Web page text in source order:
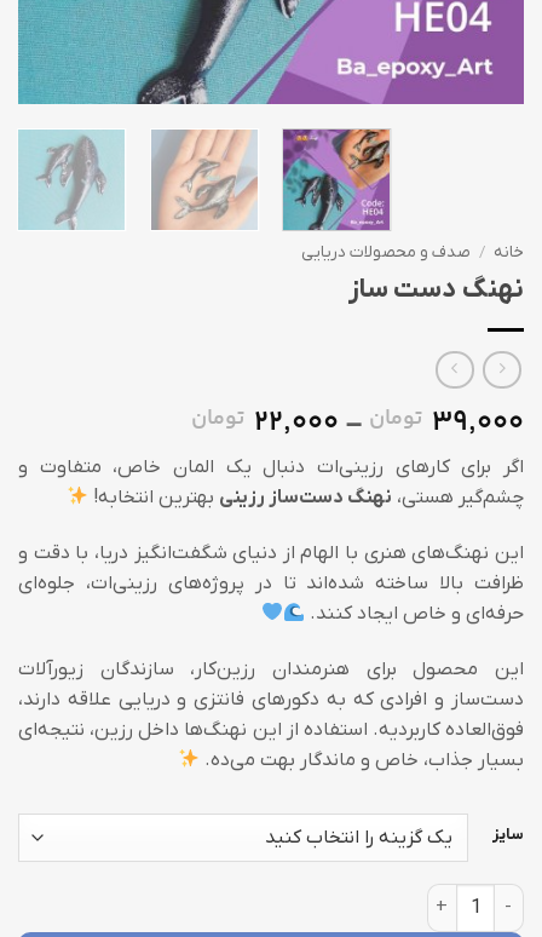
خانه / صدف و محصولات دریایی
نهنگ دست ساز
39,000 تومان –
22,000 تومان
range:
22,000 تومان
through
39,000 تومان
اگر برای کارهای رزینی‌ات دنبال یک المان خاص، متفاوت و
چشم‌گیر هستی، نهنگ دست‌ساز رزینی بهترین انتخابه!
این نهنگ‌های هنری با الهام از دنیای شگفت‌انگیز دریا، با دقت و
ظرافت بالا ساخته شده‌اند تا در پروژه‌های رزینی‌ات، جلوه‌ای
حرفه‌ای و خاص ایجاد کنند.
این محصول برای هنرمندان رزین‌کار، سازندگان زیورآلات
دست‌ساز و افرادی که به دکورهای فانتزی و دریایی علاقه دارند،
فوق‌العاده کاربردیه. استفاده از این نهنگ‌ها داخل رزین، نتیجه‌ای
بسیار جذاب، خاص و ماندگار بهت می‌ده.
سایز
نهنگ دست ساز عدد